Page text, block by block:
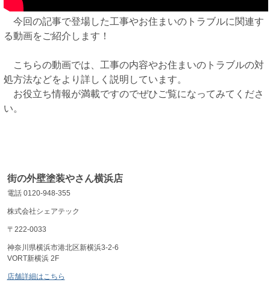
今回の記事で登場した工事やお住まいのトラブルに関連す
る動画をご紹介します！
こちらの動画では、工事の内容やお住まいのトラブルの対
処方法などをより詳しく説明しています。
お役立ち情報が満載ですのでぜひご覧になってみてくださ
い。
街の外壁塗装やさん横浜店
電話 0120-948-355
株式会社シェアテック
〒222-0033
神奈川県横浜市港北区新横浜3-2-6
VORT新横浜 2F
店舗詳細はこちら